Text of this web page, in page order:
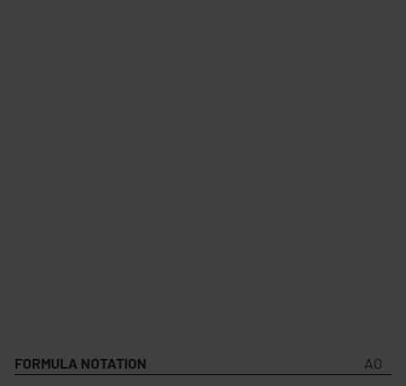
FORMULA NOTATION AO